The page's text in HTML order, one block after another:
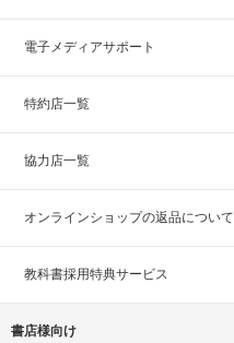
電子メディアサポート
特約店一覧
協力店一覧
オンラインショップの返品について
教科書採用特典サービス
書店様向け